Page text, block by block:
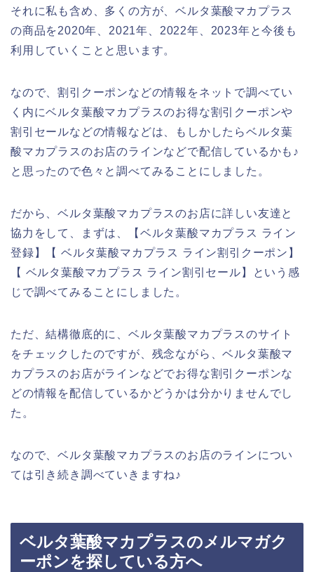
それに私も含め、多くの方が、ベルタ葉酸マカプラス
の商品を2020年、2021年、2022年、2023年と今後も
利用していくことと思います。
なので、割引クーポンなどの情報をネットで調べてい
く内にベルタ葉酸マカプラスのお得な割引クーポンや
割引セールなどの情報などは、もしかしたらベルタ葉
酸マカプラスのお店のラインなどで配信しているかも♪
と思ったので色々と調べてみることにしました。
だから、ベルタ葉酸マカプラスのお店に詳しい友達と
協力をして、まずは、【ベルタ葉酸マカプラス ライン
登録】【 ベルタ葉酸マカプラス ライン割引クーポン】
【 ベルタ葉酸マカプラス ライン割引セール】という感
じで調べてみることにしました。
ただ、結構徹底的に、ベルタ葉酸マカプラスのサイト
をチェックしたのですが、残念ながら、ベルタ葉酸マ
カプラスのお店がラインなどでお得な割引クーポンな
どの情報を配信しているかどうかは分かりませんでし
た。
なので、ベルタ葉酸マカプラスのお店のラインについ
ては引き続き調べていきますね♪
ベルタ葉酸マカプラスのメルマガク
ーポンを探している方へ